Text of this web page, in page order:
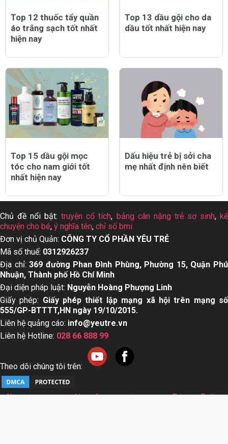
Top 12 thuốc tẩy quần
áo trắng sạch tốt nhất
hiện nay
Top 13 dầu gội cho da
dầu tốt nhất hiện nay
Top 15 dầu gội mọc
tóc cho nam giới tốt
nhất hiện nay
Dấu hiệu trẻ bị sởi cha
mẹ nhất định nên biết
Chủ đề nổi bật:truyện cổ tích, bảng cân nặng trẻ sơ sinh, kể
chuyện cho bé, ý nghĩa tên, chỉ số bmi
Đơn vị chủ Quản: CÔNG TY CỔ PHẦN YÊU TRẺ
Mã số thuế: 0312926237
Địa chỉ:369 đường Phan Đình Phùng, Phường 15, Quận Phú
Nhuận, Thành phố Hồ Chí Minh
Đại diện pháp luật: Nguyễn Hoàng Phượng Linh
Giấy phép: Giấy phép thiết lập mạng xã hội trên mạng số
555/GP-BTTTT,HN ngày 19/10/2015.
Liên hệ quảng cáo: info@yeutre.vn
Liên hệ Hotline: 028 66 888 99
Theo dõi chúng tôi trên:
About us User Agreement
Privacy Policy